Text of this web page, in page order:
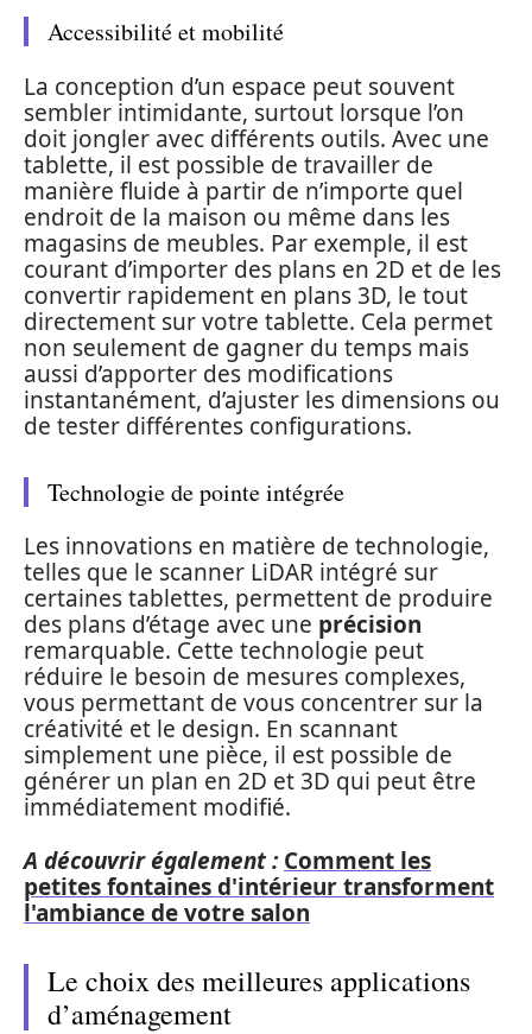
Accessibilité et mobilité
La conception d’un espace peut souvent
sembler intimidante, surtout lorsque l’on
doit jongler avec différents outils. Avec une
tablette, il est possible de travailler de
manière fluide à partir de n’importe quel
endroit de la maison ou même dans les
magasins de meubles. Par exemple, il est
courant d’importer des plans en 2D et de les
convertir rapidement en plans 3D, le tout
directement sur votre tablette. Cela permet
non seulement de gagner du temps mais
aussi d’apporter des modifications
instantanément, d’ajuster les dimensions ou
de tester différentes configurations.
Technologie de pointe intégrée
Les innovations en matière de technologie,
telles que le scanner LiDAR intégré sur
certaines tablettes, permettent de produire
des plans d’étage avec une précision
remarquable. Cette technologie peut
réduire le besoin de mesures complexes,
vous permettant de vous concentrer sur la
créativité et le design. En scannant
simplement une pièce, il est possible de
générer un plan en 2D et 3D qui peut être
immédiatement modifié.
A découvrir également : Comment les
petites fontaines d'intérieur transforment
l'ambiance de votre salon
Le choix des meilleures applications
d’aménagement